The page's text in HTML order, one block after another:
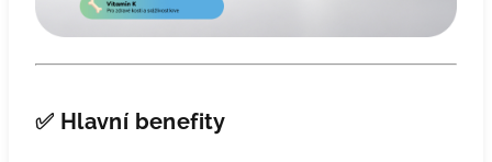
✅ Hlavní benefity